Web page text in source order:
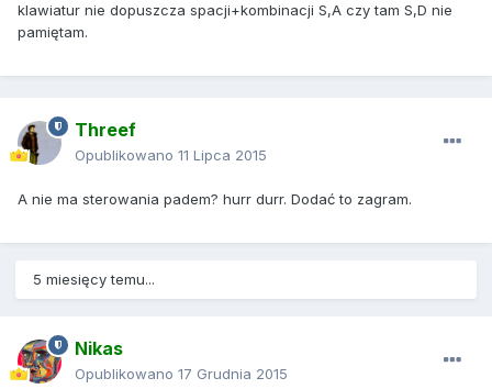
klawiatur nie dopuszcza spacji+kombinacji S,A czy tam S,D nie
pamiętam.
Threef
Opublikowano 11 Lipca 2015
A nie ma sterowania padem? hurr durr. Dodać to zagram.
5 miesięcy temu...
Nikas
Opublikowano 17 Grudnia 2015